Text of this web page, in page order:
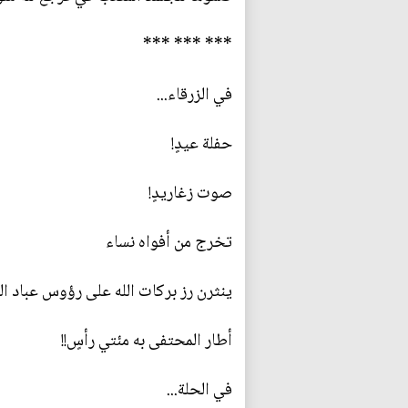
*** *** ***
في الزرقاء...
حفلة عيدٍ!
صوت زغاريدٍ!
تخرج من أفواه نساء
ينثرن رز بركات الله على رؤوس عباد
أطار المحتفى به مئتي رأسٍ!!
في الحلة...